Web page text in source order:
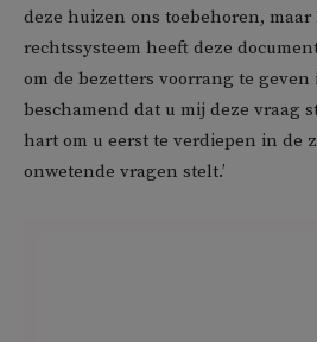
deze huizen ons toebehoren,
rechtssysteem heeft deze
om de bezetters voorrang te geven
beschamend dat u mij deze vraag
hart om u eerst te verdiepen in de
onwetende vragen stelt.’